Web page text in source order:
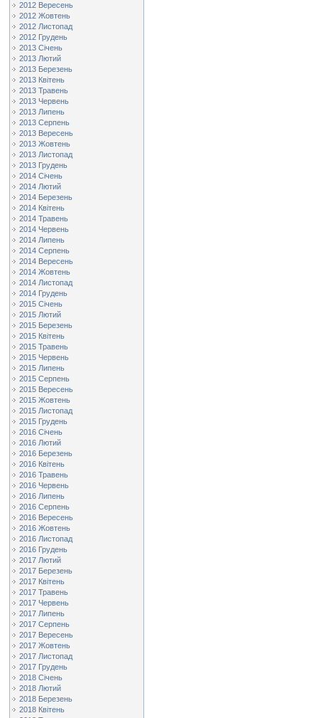
2012 Вересень
2012 Жовтень
2012 Листопад
2012 Грудень
2013 Січень
2013 Лютий
2013 Березень
2013 Квітень
2013 Травень
2013 Червень
2013 Липень
2013 Серпень
2013 Вересень
2013 Жовтень
2013 Листопад
2013 Грудень
2014 Січень
2014 Лютий
2014 Березень
2014 Квітень
2014 Травень
2014 Червень
2014 Липень
2014 Серпень
2014 Вересень
2014 Жовтень
2014 Листопад
2014 Грудень
2015 Січень
2015 Лютий
2015 Березень
2015 Квітень
2015 Травень
2015 Червень
2015 Липень
2015 Серпень
2015 Вересень
2015 Жовтень
2015 Листопад
2015 Грудень
2016 Січень
2016 Лютий
2016 Березень
2016 Квітень
2016 Травень
2016 Червень
2016 Липень
2016 Серпень
2016 Вересень
2016 Жовтень
2016 Листопад
2016 Грудень
2017 Лютий
2017 Березень
2017 Квітень
2017 Травень
2017 Червень
2017 Липень
2017 Серпень
2017 Вересень
2017 Жовтень
2017 Листопад
2017 Грудень
2018 Січень
2018 Лютий
2018 Березень
2018 Квітень